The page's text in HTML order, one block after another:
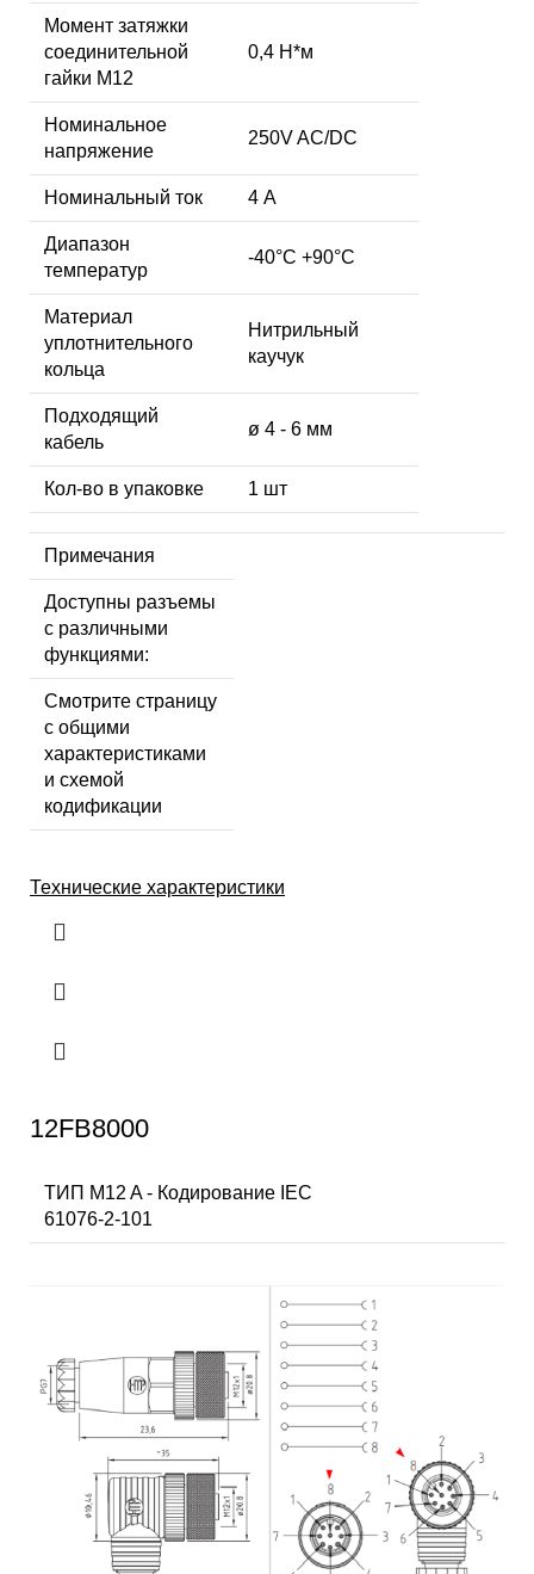
Момент затяжки
соединительной
гайки M12
0,4 Н*м
Номинальное
напряжение
250V AC/DC
Номинальный ток 4 А
Диапазон
температур
-40°C +90°C
Материал
уплотнительного
кольца
Нитрильный
каучук
Подходящий
кабель
ø 4 - 6 мм
Кол-во в упаковке 1 шт
Примечания
Доступны разъемы
с различными
функциями:
Смотрите страницу
с общими
характеристиками
и схемой
кодификации
Технические характеристики
12FB8000
ТИП M12 A - Кодирование IEC
61076-2-101